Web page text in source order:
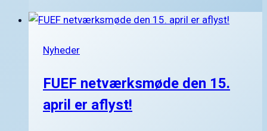
Nyheder
FUEF netværksmøde den 15.
april er aflyst!